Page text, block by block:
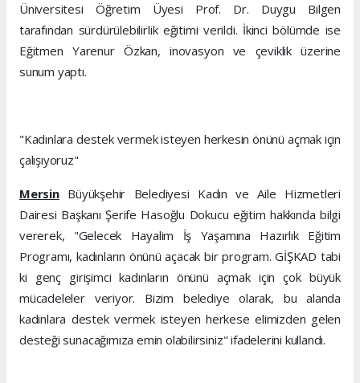
Üniversitesi Öğretim Üyesi Prof. Dr. Duygu Bilgen
tarafından sürdürülebilirlik eğitimi verildi. İkinci bölümde ise
Eğitmen Yarenur Özkan, inovasyon ve çeviklik üzerine
sunum yaptı.
"Kadınlara destek vermek isteyen herkesin önünü açmak için
çalışıyoruz"
MersinBüyükşehir Belediyesi Kadın ve Aile Hizmetleri
Dairesi Başkanı Şerife Hasoğlu Dokucu eğitim hakkında bilgi
vererek, "Gelecek Hayalim İş Yaşamına Hazırlık Eğitim
Programı, kadınların önünü açacak bir program. GİŞKAD tabi
ki genç girişimci kadınların önünü açmak için çok büyük
mücadeleler veriyor. Bizim belediye olarak, bu alanda
kadınlara destek vermek isteyen herkese elimizden gelen
desteği sunacağımıza emin olabilirsiniz" ifadelerini kullandı.